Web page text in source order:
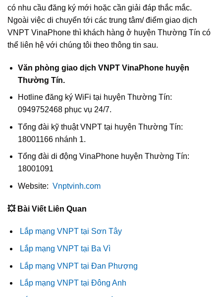
có nhu cầu đăng ký mới hoặc cần giải đáp thắc mắc.
Ngoài việc di chuyển tới các trung tâm/ điểm giao dịch
VNPT VinaPhone thì khách hàng ở huyện Thường Tín có
thể liên hệ với chúng tôi theo thông tin sau.
Văn phòng giao dịch VNPT VinaPhone huyện
Thường Tín.
Hotline đăng ký WiFi tại huyện Thường Tín:
0949752468 phục vụ 24/7.
Tổng đài kỹ thuật VNPT tại huyện Thường Tín:
18001166 nhánh 1.
Tổng đài di động VinaPhone huyện Thường Tín:
18001091
Website: Vnptvinh.com
💥 Bài Viết Liên Quan
Lắp mạng VNPT tại Sơn Tây
Lắp mạng VNPT tại Ba Vì
Lắp mạng VNPT tại Đan Phượng
Lắp mạng VNPT tại Đông Anh